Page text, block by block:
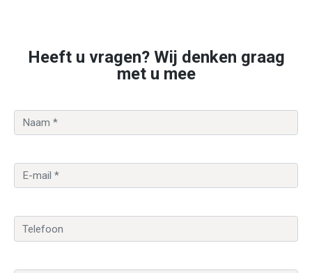
Heeft u vragen? Wij denken graag
met u mee